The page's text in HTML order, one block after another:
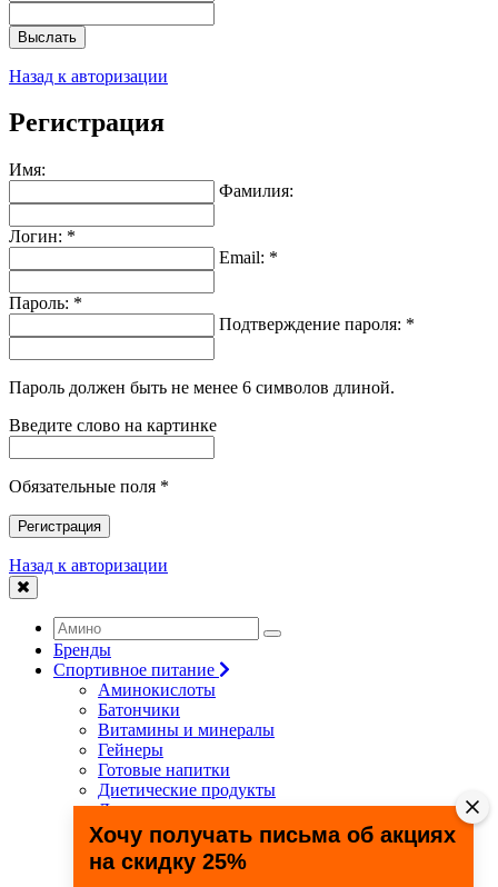
Выслать
Назад к авторизации
Регистрация
Имя:
Фамилия:
Логин: *
Email: *
Пароль: *
Подтверждение пароля: *
Пароль должен быть не менее 6 символов длиной.
Введите слово на картинке
Обязательные поля *
Регистрация
Назад к авторизации
Бренды
Спортивное питание
Аминокислоты
Батончики
Витамины и минералы
Гейнеры
Готовые напитки
Диетические продукты
Для связок и суставов
Жиросжигатели
Здоровье и долголетие
Креатин
Хочу получать письма об акциях
на скидку 25%